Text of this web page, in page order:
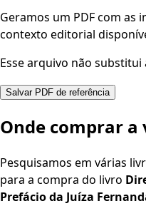
Geramos um PDF com
contexto editorial
Esse arquivo não
Salvar PDF de referência
Onde comprar a
Pesquisamos em várias
para a compra do livro
Prefácio da Juíza